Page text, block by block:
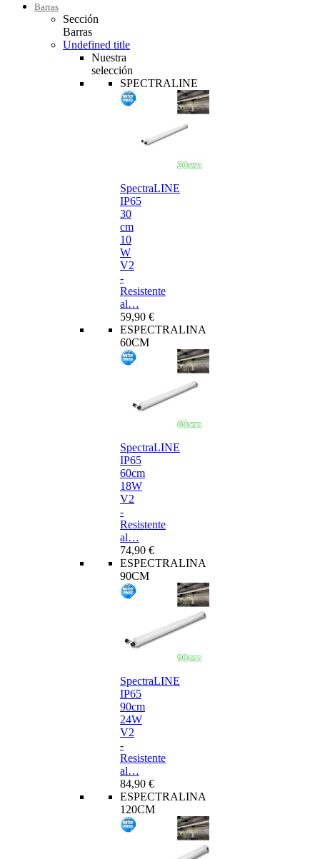
Barras
Sección
Barras
Undefined title
Nuestra
selección
SPECTRALINE
SpectraLINE
IP65
30
cm
10
W
V2
-
Resistente
al…
59,90 €
ESPECTRALINA
60CM
SpectraLINE
IP65
60cm
18W
V2
-
Resistente
al…
74,90 €
ESPECTRALINA
90CM
SpectraLINE
IP65
90cm
24W
V2
-
Resistente
al…
84,90 €
ESPECTRALINA
120CM